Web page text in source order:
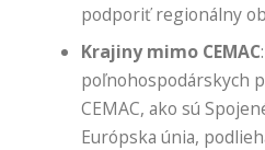
podporiť regionálny
Krajiny mimo CEMAC
poľnohospodárskych
CEMAC, ako sú
Európska únia,